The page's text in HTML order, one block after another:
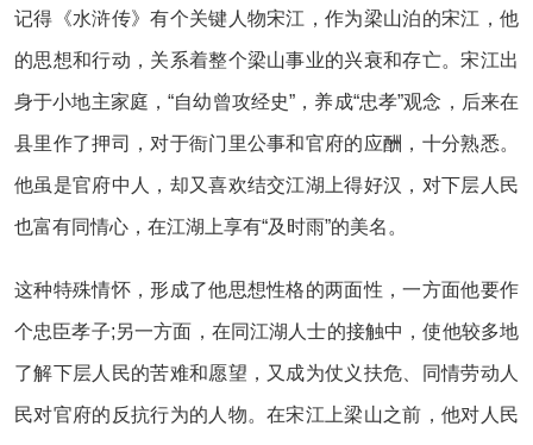
记得《水浒传》有个关键人物宋江，作为梁山泊的宋江，他
的思想和行动，关系着整个梁山事业的兴衰和存亡。宋江出
身于小地主家庭，“自幼曾攻经史”，养成“忠孝”观念，后来在
县里作了押司，对于衙门里公事和官府的应酬，十分熟悉。
他虽是官府中人，却又喜欢结交江湖上得好汉，对下层人民
也富有同情心，在江湖上享有“及时雨”的美名。
这种特殊情怀，形成了他思想性格的两面性，一方面他要作
个忠臣孝子;另一方面，在同江湖人士的接触中，使他较多地
了解下层人民的苦难和愿望，又成为仗义扶危、同情劳动人
民对官府的反抗行为的人物。在宋江上梁山之前，他对人民